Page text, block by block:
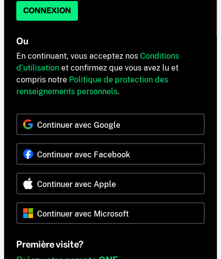
CONNEXION
Ou
En continuant, vous acceptez nos Conditions
d'utilisation et confirmez que vous avez lu et
compris notre Politique de protection des
renseignements personnels.
Continuer avec Google
Continuer avec Facebook
Continuer avec Apple
Continuer avec Microsoft
Première visite?